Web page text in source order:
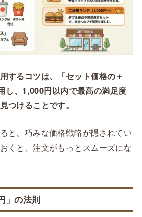
するコツは、「セット価格の＋
し、1,000円以内で最高の満足度
つけることです。
と、巧みな価格戦略が隠されてい
くと、注文がもっとスムーズにな
」の法則